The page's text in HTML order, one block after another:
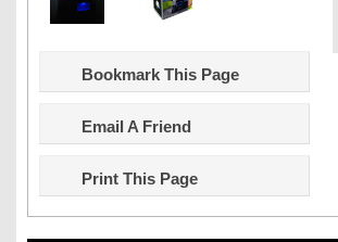
Bookmark This Page
Email A Friend
Print This Page